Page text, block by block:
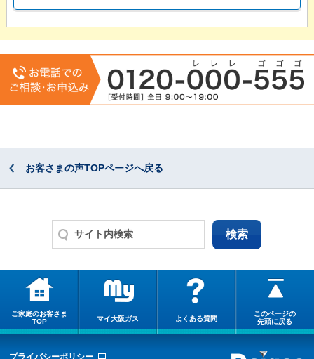
お客さまの声TOPページへ戻る
ご家庭のお客さま
TOP
マイ大阪ガス よくある質問
このページの
先頭に戻る
プライバシーポリシー